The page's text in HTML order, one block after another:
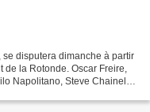
disputera dimanche à partir
de la Rotonde. Oscar Freire,
Napolitano, Steve Chainel,